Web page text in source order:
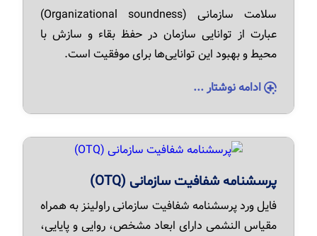
سلامت سازمانی (Organizational soundness)
عبارت از توانایی سازمان در حفظ بقاء و سازش با
محیط و بهبود این توانایی‌ها برای موفقیت است.
ادامه نوشتار ...
پرسشنامه شفافیت سازمانی (OTQ)
فایل ورد پرسشنامه شفافیت سازمانی راولینز به همراه
مقیاس النشمی دارای ابعاد مشخص، روایی و پایایی،